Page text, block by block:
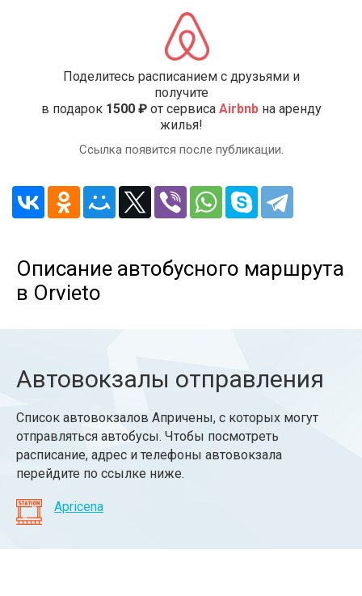
Поделитесь расписанием с друзьями и
получите
в подарок 1500 ₽от сервиса Airbnbна аренду
жилья!
Ссылка появится после публикации.
Описание автобусного маршрута
в Orvieto
Автовокзалы отправления
Список автовокзалов Апричены, с которых могут
отправляться автобусы. Чтобы посмотреть
расписание, адрес и телефоны автовокзала
перейдите по ссылке ниже.
Apricena